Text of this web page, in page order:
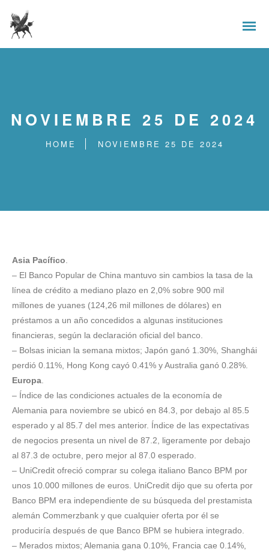
NOVIEMBRE 25 DE 2024
HOME NOVIEMBRE 25 DE 2024
Asia Pacífico
– El Banco Popular de China mantuvo sin cambios la tasa de la
línea de crédito a mediano plazo en 2,0% sobre 900 mil
millones de yuanes (124,26 mil millones de dólares) en
préstamos a un año concedidos a algunas instituciones
financieras, según la declaración oficial del banco.
– Bolsas inician la semana mixtos; Japón ganó 1.30%, Shanghái
perdió 0.11%, Hong Kong cayó 0.41% y Australia ganó 0.28%.
Europa
– Índice de las condiciones actuales de la economía de
Alemania para noviembre se ubicó en 84.3, por debajo al 85.5
esperado y al 85.7 del mes anterior. Índice de las expectativas
de negocios presenta un nivel de 87.2, ligeramente por debajo
al 87.3 de octubre, pero mejor al 87.0 esperado.
– UniCredit ofreció comprar su colega italiano Banco BPM por
unos 10.000 millones de euros. UniCredit dijo que su oferta por
Banco BPM era independiente de su búsqueda del prestamista
alemán Commerzbank y que cualquier oferta por él se
produciría después de que Banco BPM se hubiera integrado.
– Merados mixtos; Alemania gana 0.10%, Francia cae 0.14%,